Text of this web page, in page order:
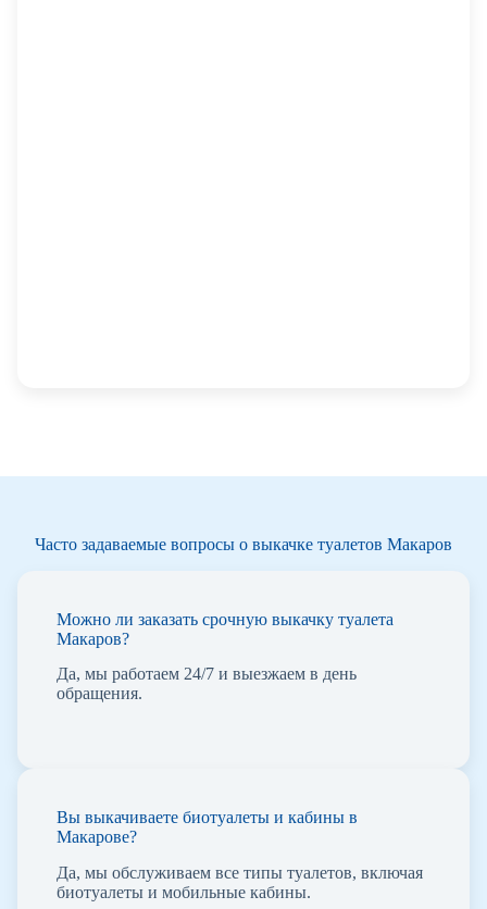
Часто задаваемые вопросы о выкачке туалетов Макаров
Можно ли заказать срочную выкачку туалета
Макаров?
Да, мы работаем 24/7 и выезжаем в день
обращения.
Вы выкачиваете биотуалеты и кабины в
Макарове?
Да, мы обслуживаем все типы туалетов, включая
биотуалеты и мобильные кабины.